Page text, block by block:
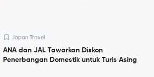
Japan Travel
ANA dan JAL Tawarkan Diskon
Penerbangan Domestik untuk Turis Asing